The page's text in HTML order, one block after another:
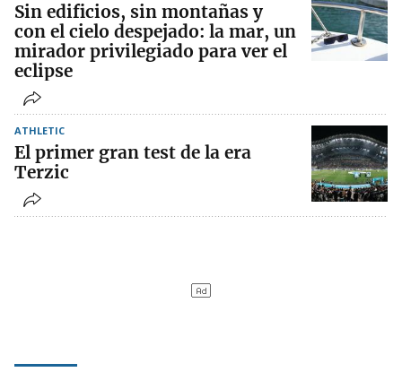
Sin edificios, sin montañas y
con el cielo despejado: la mar, un
mirador privilegiado para ver el
eclipse
ATHLETIC
El primer gran test de la era
Terzic